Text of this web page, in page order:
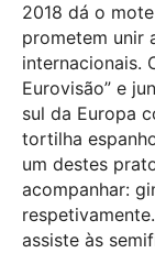
2018 dá o
prometem unir
internacionais.
Eurovisão” e
sul da Europa
tortilha
um destes
acompanhar:
assiste às